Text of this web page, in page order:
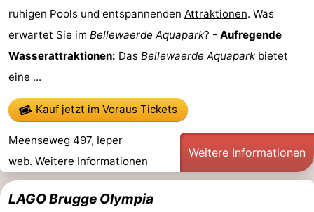
ruhigen Pools und entspannenden Attraktionen. Was
erwartet Sie im Bellewaerde Aquapark? - Aufregende
Wasserattraktionen: Das Bellewaerde Aquapark bietet
eine ...
Kauf jetzt im Voraus Tickets
Meenseweg 497, Ieper
web. Weitere Informationen
Weitere Informationen
LAGO Brugge Olympia